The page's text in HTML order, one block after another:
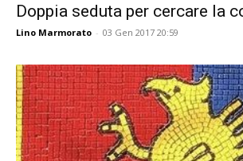
Doppia seduta per cercare la
Lino Marmorato - 03 Gen 2017 20:59